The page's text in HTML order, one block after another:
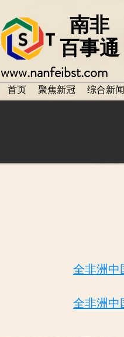
www.nanfeibst.com
百事通
南非
首页 聚焦新冠 综合新闻
全非洲中
全非洲中